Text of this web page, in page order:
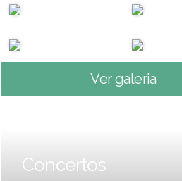
Ver galeria
Concertos